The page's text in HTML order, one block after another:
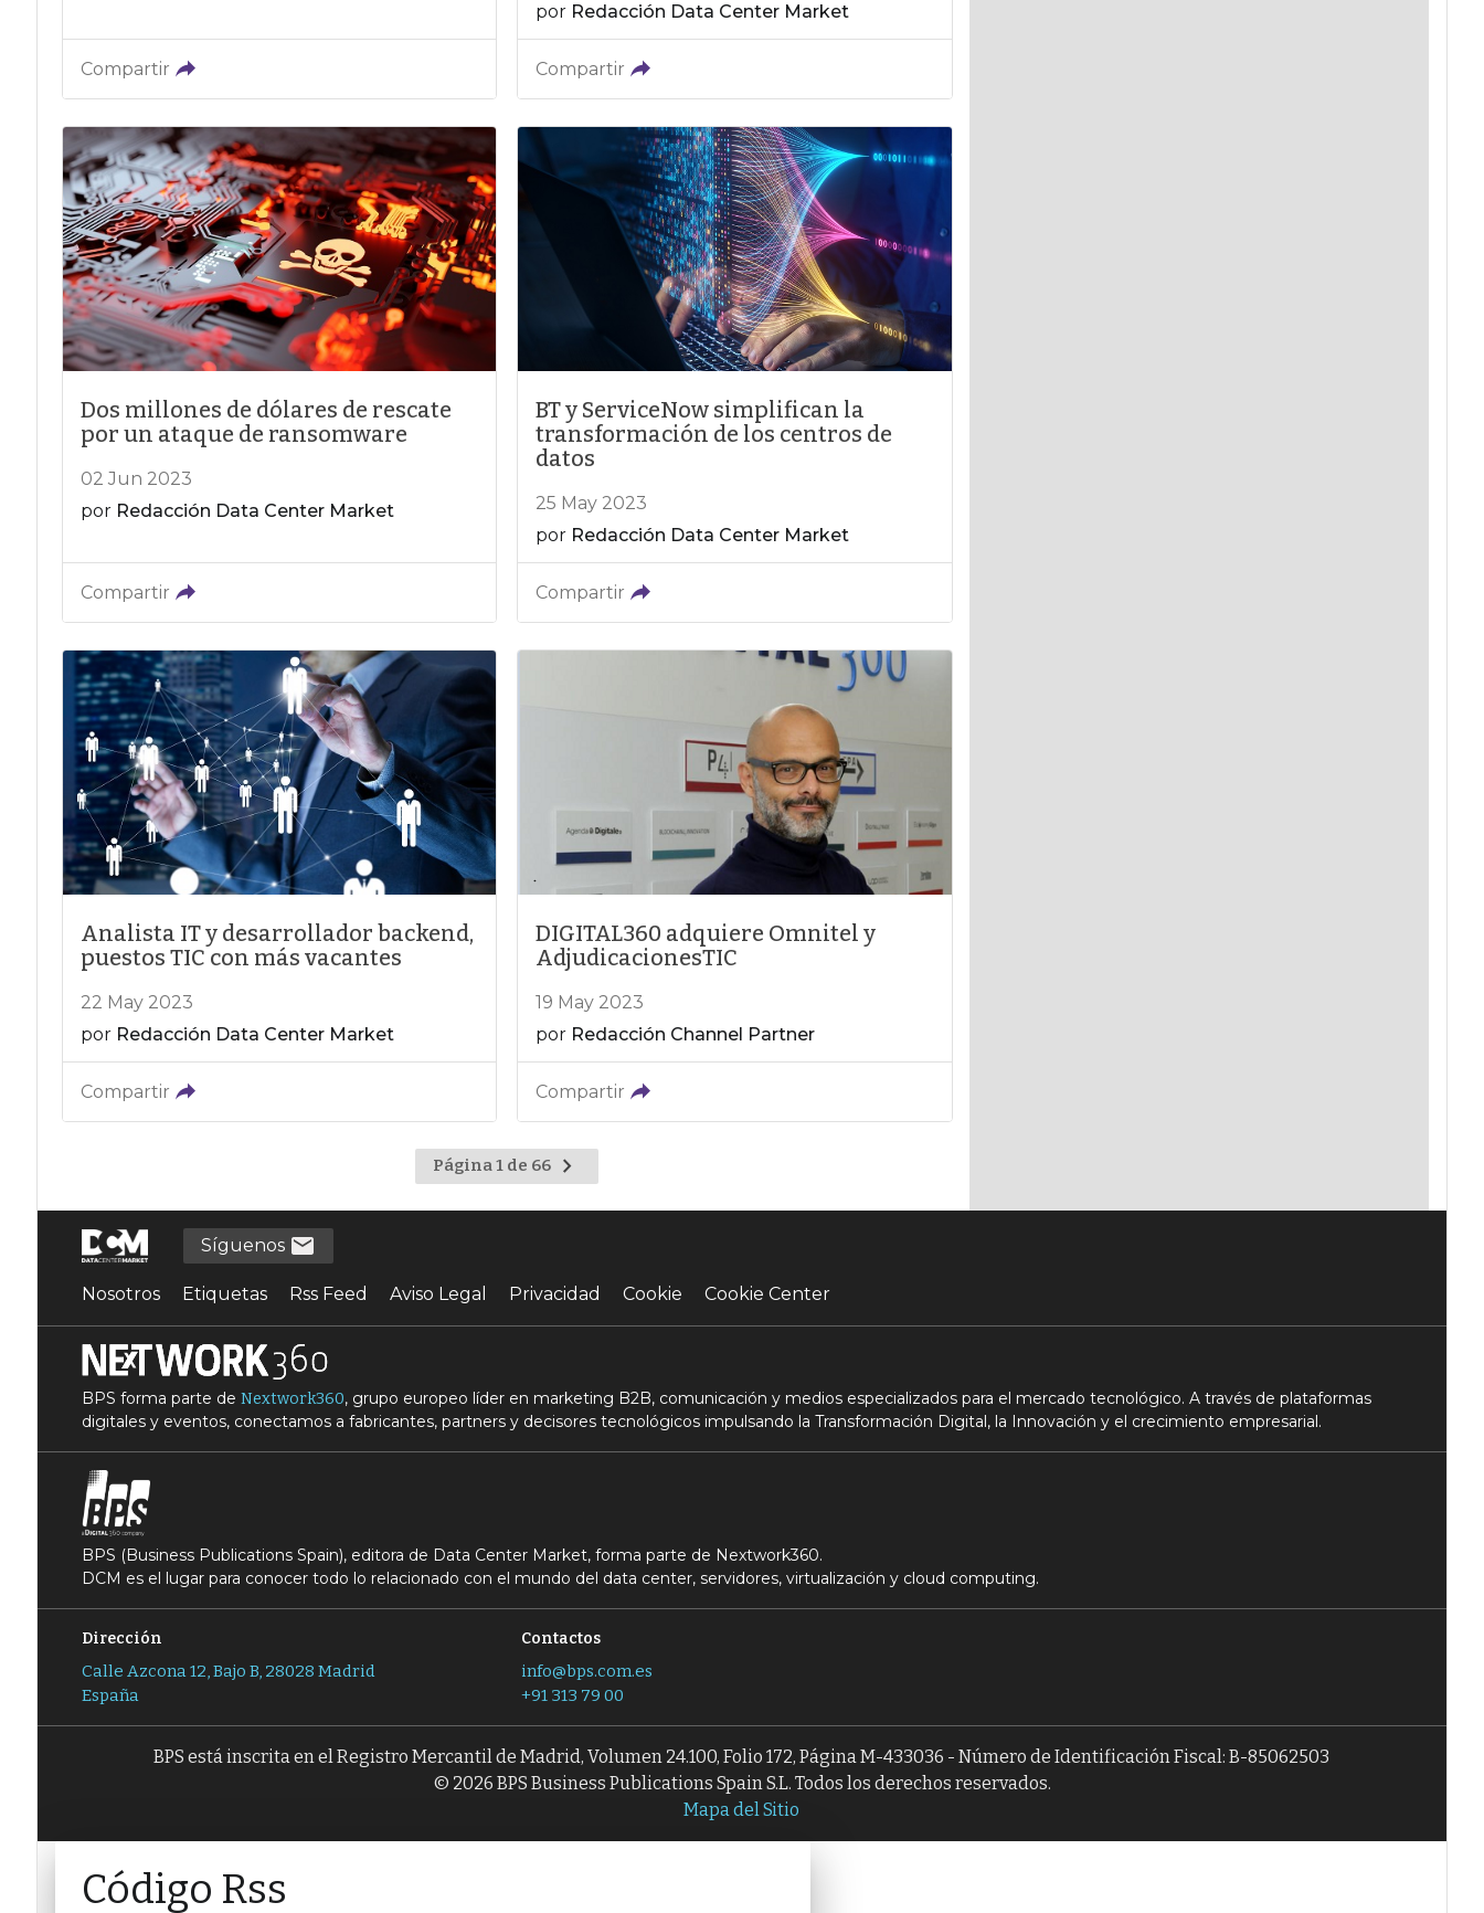
Compartir
por Redacción Data Center Market
Compartir
Dos millones de dólares de rescate
por un ataque de ransomware
02 Jun 2023
por Redacción Data Center Market
Compartir
BT y ServiceNow simplifican la
transformación de los centros de
datos
25 May 2023
por Redacción Data Center Market
Compartir
Analista IT y desarrollador backend,
puestos TIC con más vacantes
22 May 2023
por Redacción Data Center Market
Compartir
DIGITAL360 adquiere Omnitel y
AdjudicacionesTIC
19 May 2023
por Redacción Channel Partner
Compartir
Página 1 de 66
Ir
a
la
Síguenos
Nosotros Etiquetas Rss Feed Aviso Legal Privacidad Cookie Cookie Center
BPS forma parte de Nextwork360, grupo europeo líder en marketing B2B, comunicación y medios especializados para el mercado tecnológico. A través de plataformas
digitales y eventos, conectamos a fabricantes, partners y decisores tecnológicos impulsando la Transformación Digital, la Innovación y el crecimiento empresarial.
BPS (Business Publications Spain), editora de Data Center Market, forma parte de Nextwork360.
DCM es el lugar para conocer todo lo relacionado con el mundo del data center, servidores, virtualización y cloud computing.
Dirección
Calle Azcona 12, Bajo B, 28028 Madrid
España
Contactos
info@bps.com.es
+91 313 79 00
BPS está inscrita en el Registro Mercantil de Madrid, Volumen 24.100, Folio 172, Página M-433036 - Número de Identificación Fiscal: B-85062503
© 2026 BPS Business Publications Spain S.L. Todos los derechos reservados.
Mapa del Sitio
Código Rss